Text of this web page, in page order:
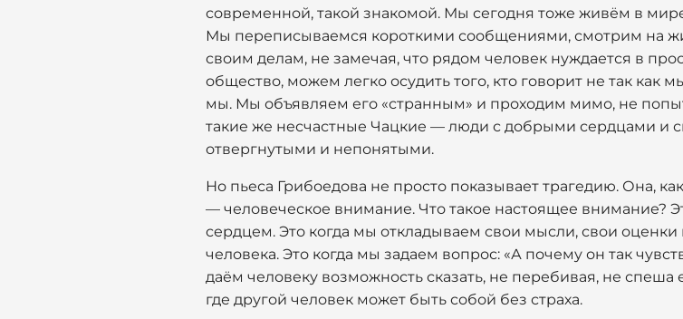
современной, такой знакомой. Мы сегодня тоже живём в
Мы переписываемся короткими сообщениями, смотрим на
своим делам, не замечая, что рядом человек нуждается в
общество, можем легко осудить того, кто говорит не так как
мы. Мы объявляем его «странным» и проходим мимо, не
такие же несчастные Чацкие — люди с добрыми сердцами и
отвергнутыми и непонятыми.
Но пьеса Грибоедова не просто показывает трагедию. Она,
— человеческое внимание. Что такое настоящее внимание?
сердцем. Это когда мы откладываем свои мысли, свои оценки
человека. Это когда мы задаем вопрос: «А почему он так
даём человеку возможность сказать, не перебивая, не
где другой человек может быть собой без страха.